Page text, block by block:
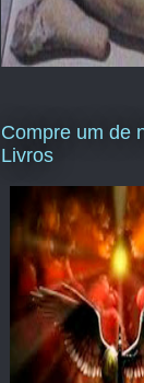
Compre um de
Livros